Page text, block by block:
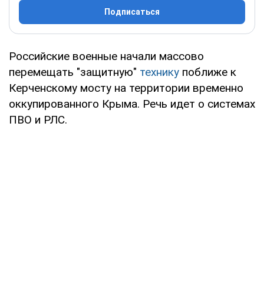
Подписаться
Российские военные начали массово
перемещать "защитную" технику поближе к
Керченскому мосту на территории временно
оккупированного Крыма. Речь идет о системах
ПВО и РЛС.